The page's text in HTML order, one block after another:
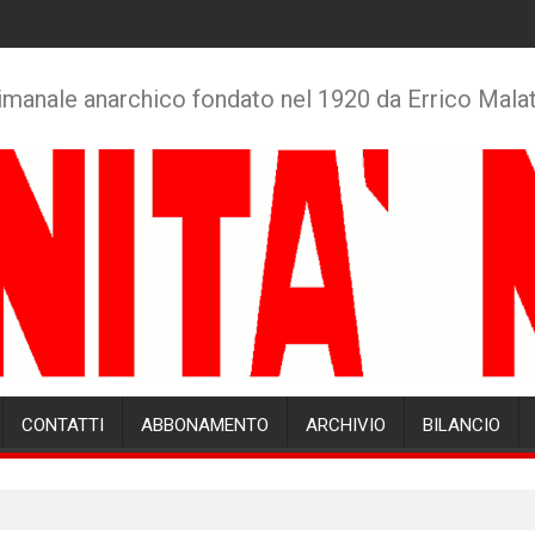
anarchico fondato nel 1920 da Errico
CONTATTI ABBONAMENTO ARCHIVIO BILANCIO